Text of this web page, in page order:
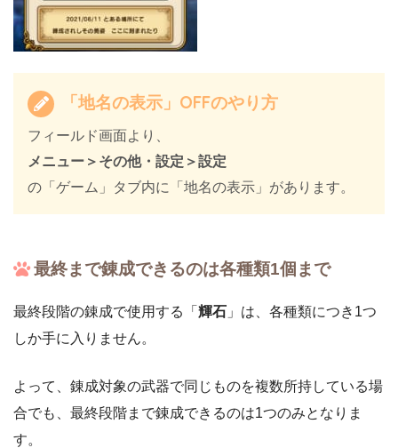
「地名の表示」OFFのやり方
フィールド画面より、
メニュー＞その他・設定＞設定
の「ゲーム」タブ内に「地名の表示」があります。
最終まで錬成できるのは各種類1個まで
最終段階の錬成で使用する「 輝石 」は、各種類につき1つ
しか手に入りません。
よって、錬成対象の武器で同じものを複数所持している場
合でも、最終段階まで錬成できるのは1つのみとなりま
す。